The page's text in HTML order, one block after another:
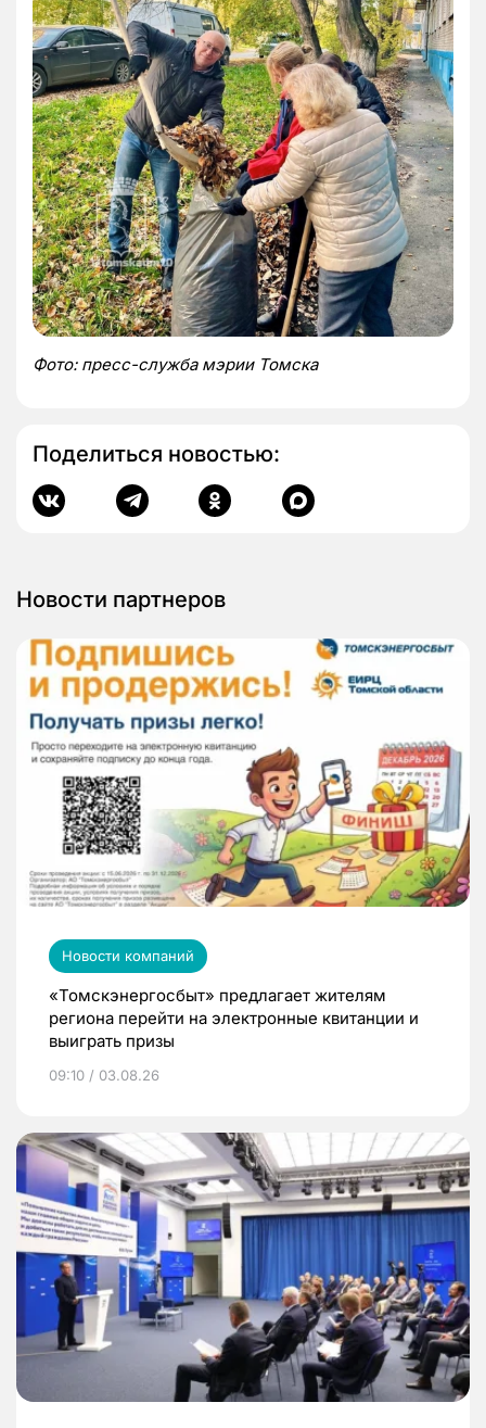
Фото: пресс-служба мэрии Томска
Поделиться новостью:
Новости партнеров
Новости компаний
«Томскэнергосбыт» предлагает жителям
региона перейти на электронные квитанции и
выиграть призы
09:10 / 03.08.26